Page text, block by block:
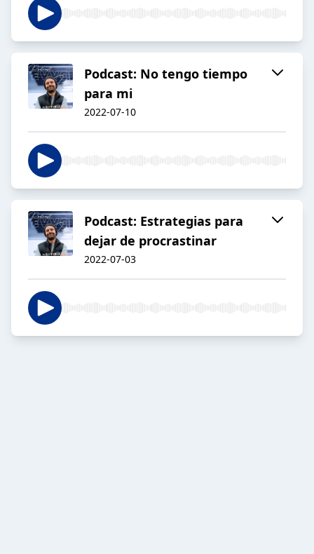
Podcast: No tengo tiempo
para mi
2022-07-10
Podcast: Estrategias para
dejar de procrastinar
2022-07-03